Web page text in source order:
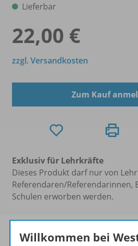
Lieferbar
22,00 €
zzgl. Versandkosten
Zum Kauf
Exklusiv für Lehrkräfte
Dieses Produkt darf nur von
Referendaren/Referendarinnen,
Schulen erworben werden.
Willkommen bei